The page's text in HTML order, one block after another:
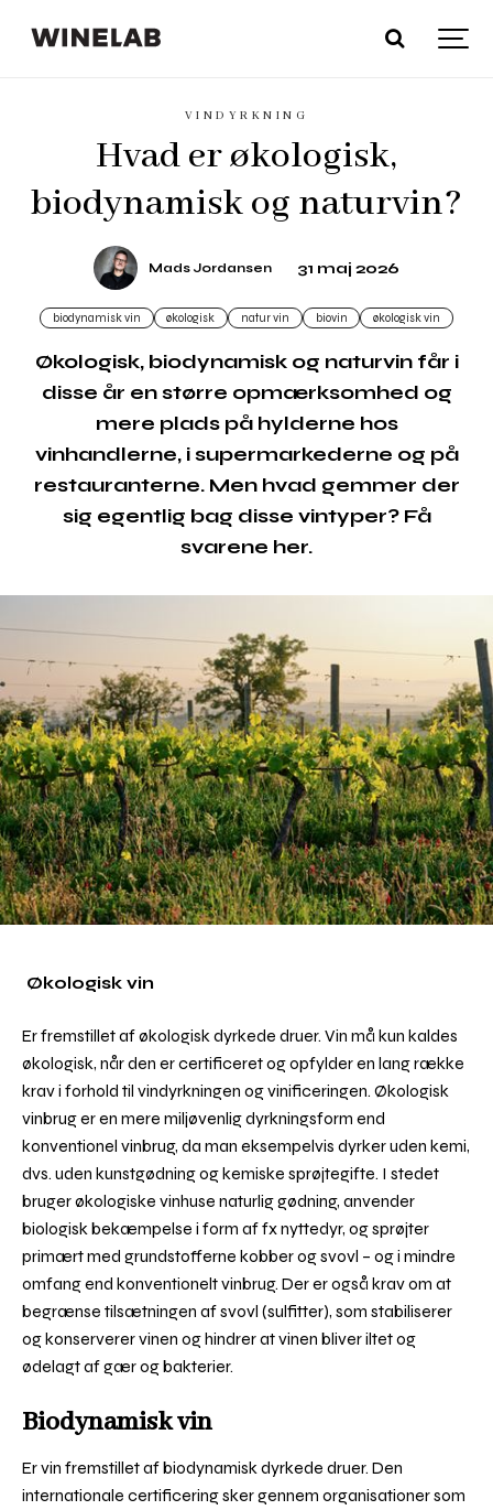
VINDYRKNING
Hvad er økologisk,
biodynamisk og naturvin?
Mads Jordansen 31 maj 2026
biodynamisk vin økologisk natur vin biovin økologisk vin
Økologisk, biodynamisk og naturvin får i
disse år en større opmærksomhed og
mere plads på hylderne hos
vinhandlerne, i supermarkederne og på
restauranterne. Men hvad gemmer der
sig egentlig bag disse vintyper? Få
svarene her.
Økologisk vin
Er fremstillet af økologisk dyrkede druer. Vin må kun kaldes
økologisk, når den er certificeret og opfylder en lang række
krav i forhold til vindyrkningen og vinificeringen. Økologisk
vinbrug er en mere miljøvenlig dyrkningsform end
konventionel vinbrug, da man eksempelvis dyrker uden kemi,
dvs. uden kunstgødning og kemiske sprøjtegifte. I stedet
bruger økologiske vinhuse naturlig gødning, anvender
biologisk bekæmpelse i form af fx nyttedyr, og sprøjter
primært med grundstofferne kobber og svovl – og i mindre
omfang end konventionelt vinbrug. Der er også krav om at
begrænse tilsætningen af svovl (sulfitter), som stabiliserer
og konserverer vinen og hindrer at vinen bliver iltet og
ødelagt af gær og bakterier.
Biodynamisk vin
Er vin fremstillet af biodynamisk dyrkede druer. Den
internationale certificering sker gennem organisationer som